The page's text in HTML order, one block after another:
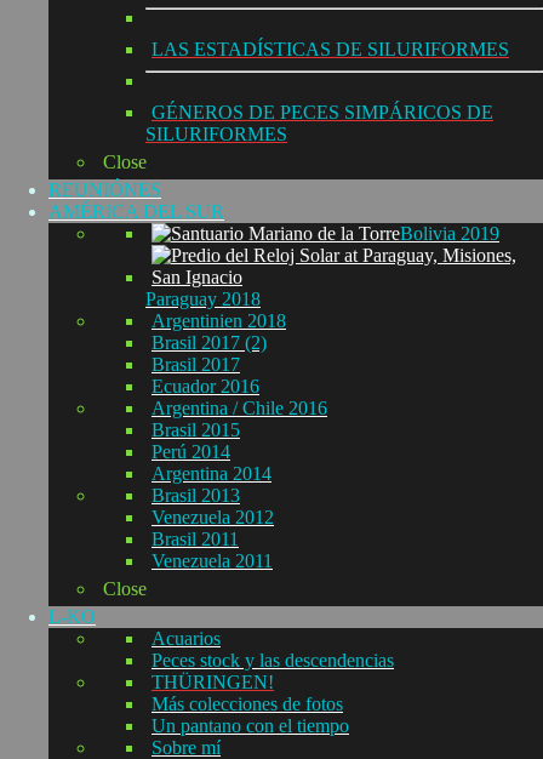
LAS ESTADÍSTICAS DE SILURIFORMES
GÉNEROS DE PECES SIMPÁRICOS DE
SILURIFORMES
Close
REUNIÓNES
AMÉRICA DEL SUR
Bolivia 2019
Paraguay 2018
Argentinien 2018
Brasil 2017 (2)
Brasil 2017
Ecuador 2016
Argentina / Chile 2016
Brasil 2015
Perú 2014
Argentina 2014
Brasil 2013
Venezuela 2012
Brasil 2011
Venezuela 2011
Close
L-KO
Acuarios
Peces stock y las descendencias
THÜRINGEN!
Más colecciones de fotos
Un pantano con el tiempo
Sobre mí